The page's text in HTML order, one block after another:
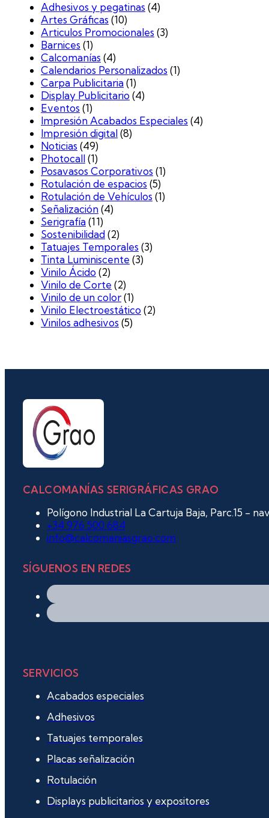
Adhesivos y pegatinas (4)
Artes Gráficas (10)
Articulos Promocionales (3)
Barnices (1)
Calcomanías (4)
Calendarios Personalizados (1)
Carpa Publicitaria(1)
Display Publicitario (4)
Eventos (1)
Impresión Acabados Especiales (4)
Impresión digital(8)
Noticias (49)
Photocall(1)
Posavasos Corporativos (1)
Rotulación de espacios (5)
Rotulación de Vehículos (1)
Señalización(4)
Serigrafía(11)
Sostenibilidad(2)
Tatuajes Temporales (3)
Tinta Luminiscente (3)
Vinilo Ácido (2)
Vinilo de Corte (2)
Vinilo de un color(1)
Vinilo Electroestático (2)
Vinilos adhesivos (5)
CALCOMANÍAS SERIGRÁFICAS GRAO
Polígono Industrial La Cartuja Baja, Parc.15 -
+34 976 500 684
info@calcomaniasgrao.com
SÍGUENOS EN REDES
SERVICIOS
Acabados especiales
Adhesivos
Tatuajes temporales
Placas señalización
Rotulación
Displays publicitarios y expositores